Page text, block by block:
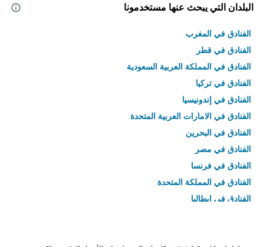
البلدان التي يبحث عنها مستخدمونا
الفنادق في المغرب
الفنادق في قطر
الفنادق في المملكة العربية السعودية
الفنادق في تركيا
الفنادق في إندونيسيا
الفنادق في الامارات العربية المتحدة
الفنادق في البحرين
الفنادق في مصر
الفنادق في فرنسا
الفنادق في المملكة المتحدة
الفنادق في إيطاليا